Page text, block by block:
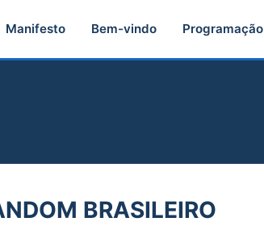
Manifesto Bem-vindo Programação
BRASILEIRO